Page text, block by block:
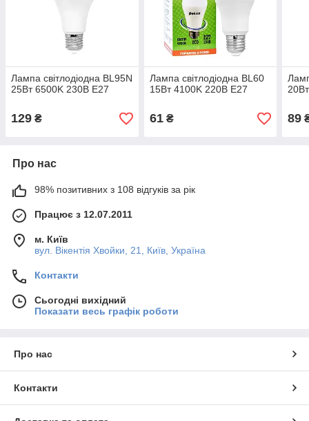
Лампа світлодіодна BL95N
25Вт 6500K 230В E27
129 ₴
Лампа світлодіодна BL60
15Вт 4100K 220В E27
61₴ 89
Про нас
98% позитивних з 108 відгуків за рік
Працює з 12.07.2011
м. Київ
вул. Вікентія Хвойки, 21, Київ, Україна
Контакти
Сьогодні вихідний
Показати весь графік роботи
Про нас
Контакти